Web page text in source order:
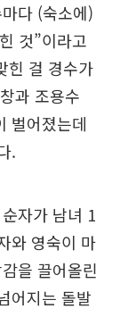
다 (숙소에)
것”이라고
힌 걸 경수가
과 조용수
벌어졌는데
.
자가 남녀 1
와 영숙이 마
을 끌어올린
어지는 돌발